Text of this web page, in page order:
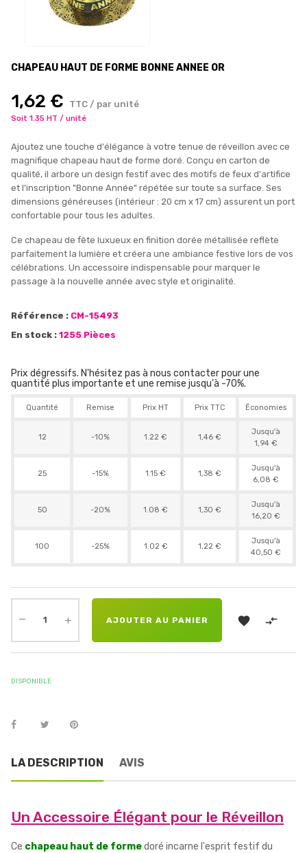
CHAPEAU HAUT DE FORME BONNE ANNEE OR
1,62 € TTC / par unité
Soit 1.35 HT / unité
Ajoutez une touche d'élégance à votre tenue de réveillon avec ce
magnifique chapeau haut de forme doré. Conçu en carton de
qualité, il arbore un design festif avec des motifs de feux d'artifice
et l'inscription "Bonne Année" répétée sur toute sa surface. Ses
dimensions généreuses (intérieur : 20 cm x 17 cm) assurent un port
confortable pour tous les adultes.
Ce chapeau de fête luxueux en finition dorée métallisée reflète
parfaitement la lumière et créera une ambiance festive lors de vos
célébrations. Un accessoire indispensable pour marquer le
passage à la nouvelle année avec style et originalité.
Référence : CM-15493
En stock : 1255 Pièces
Prix dégressifs. N'hésitez pas à nous contacter pour une
quantité plus importante et une remise jusqu'à -70%.
Quantité Remise Prix HT Prix TTC Économies
12 -10% 1.22 € 1,46 €
Jusqu'à
1,94 €
25 -15% 1.15 € 1,38 €
Jusqu'à
6,08 €
50 -20% 1.08 € 1,30 €
Jusqu'à
16,20 €
100 -25% 1.02 € 1,22 €
Jusqu'à
40,50 €
AJOUTER AU PANIER  
DISPONIBLE
LA DESCRIPTION AVIS
Un Accessoire Élégant pour le Réveillon
Ce chapeau haut de formedoré incarne l'esprit festif du